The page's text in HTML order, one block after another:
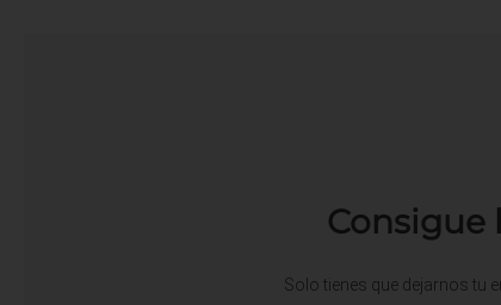
Consigue
Solo tienes que dejarnos tu